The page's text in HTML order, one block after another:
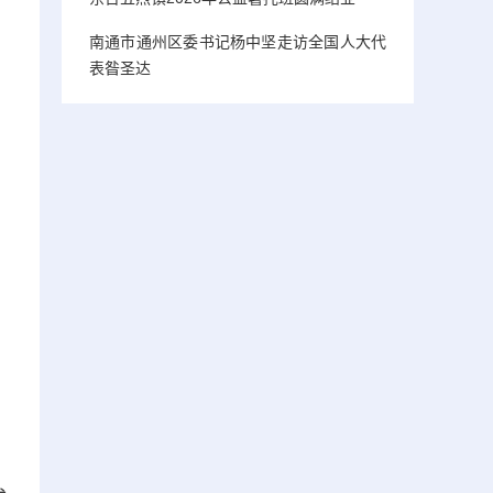
南通市通州区委书记杨中坚走访全国人大代
表昝圣达